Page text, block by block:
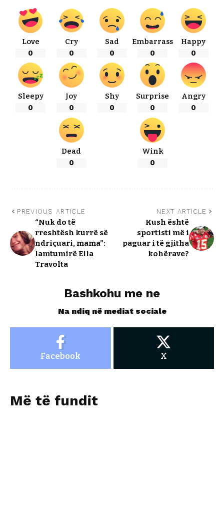
Love
0
Cry
0
Sad
0
Embarrass
0
Happy
0
Sleepy
0
Joy
0
Shy
0
Surprise
0
Angry
0
Dead
0
Wink
0
PREVIOUS ARTICLE
“Nuk do të
rreshtësh kurrë së
ndriçuari, mama”:
lamtumirë Ella
Travolta
NEXT ARTICLE
Kush është
sportisti më i
paguar i të gjitha
kohërave?
Bashkohu me ne
Na ndiq në mediat sociale
Facebook X
Më të fundit